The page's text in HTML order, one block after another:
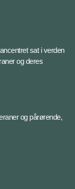
sat i verden
og deres
og pårørende,